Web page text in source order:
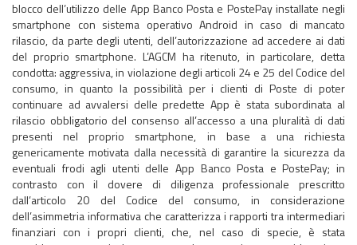
blocco dell’utilizzo delle App Banco Posta e PostePay installate negli
smartphone con sistema operativo Android in caso di mancato
rilascio, da parte degli utenti, dell’autorizzazione ad accedere ai dati
del proprio smartphone. L’AGCM ha ritenuto, in particolare, detta
condotta: aggressiva, in violazione degli articoli 24 e 25 del Codice del
consumo, in quanto la possibilità per i clienti di Poste di poter
continuare ad avvalersi delle predette App è stata subordinata al
rilascio obbligatorio del consenso all’accesso a una pluralità di dati
presenti nel proprio smartphone, in base a una richiesta
genericamente motivata dalla necessità di garantire la sicurezza da
eventuali frodi agli utenti delle App Banco Posta e PostePay; in
contrasto con il dovere di diligenza professionale prescritto
dall’articolo 20 del Codice del consumo, in considerazione
dell’asimmetria informativa che caratterizza i rapporti tra intermediari
finanziari con i propri clienti, che, nel caso di specie, è stata